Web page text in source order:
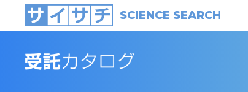
SCIENCE SEARCH